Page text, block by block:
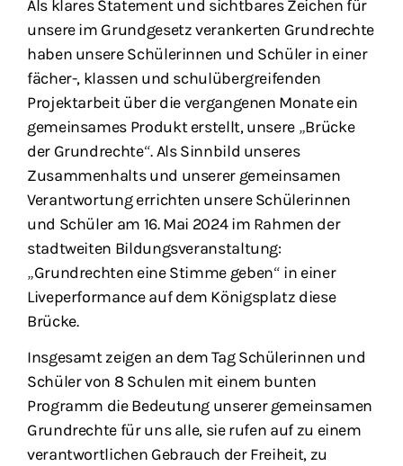
Als klares Statement und sichtbares Zeichen für
unsere im Grundgesetz verankerten Grundrechte
haben unsere Schülerinnen und Schüler in einer
fächer-, klassen und schulübergreifenden
Projektarbeit über die vergangenen Monate ein
gemeinsames Produkt erstellt, unsere „Brücke
der Grundrechte“. Als Sinnbild unseres
Zusammenhalts und unserer gemeinsamen
Verantwortung errichten unsere Schülerinnen
und Schüler am 16. Mai 2024 im Rahmen der
stadtweiten Bildungsveranstaltung:
„Grundrechten eine Stimme geben“ in einer
Liveperformance auf dem Königsplatz diese
Brücke.
Insgesamt zeigen an dem Tag Schülerinnen und
Schüler von 8 Schulen mit einem bunten
Programm die Bedeutung unserer gemeinsamen
Grundrechte für uns alle, sie rufen auf zu einem
verantwortlichen Gebrauch der Freiheit, zu